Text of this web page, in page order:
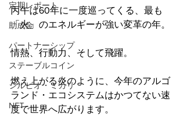
定期レポート
助成金
パートナーシップ
ステーブルコイン
シルビオ・ミカリ
NFT
丙午は60年に一度巡ってくる、最も
「火」のエネルギーが強い変革の年。
情熱、行動力、そして飛躍。
燃え上がる炎のように、今年のアルゴ
ランド・エコシステムはかつてない速
度で世界へ広がります。